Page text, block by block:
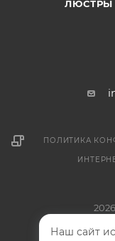
ЛЮСТРЫ
ПОЛИТИКА
Наш сайт